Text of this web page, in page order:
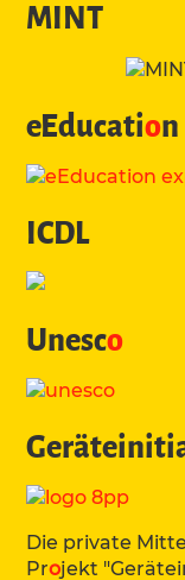
MINT
eEducation
ICDL
Unesco
Die private
Projekt